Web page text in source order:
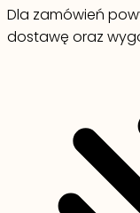
Dla zamówień
dostawę oraz